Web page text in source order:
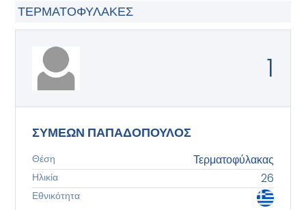
ΤΕΡΜΑΤΟΦΎΛΑΚΕΣ
1
ΣΥΜΕΩΝ ΠΑΠΑΔΟΠΟΥΛΟΣ
Θέση Τερματοφύλακας
Ηλικία 26
Εθνικότητα